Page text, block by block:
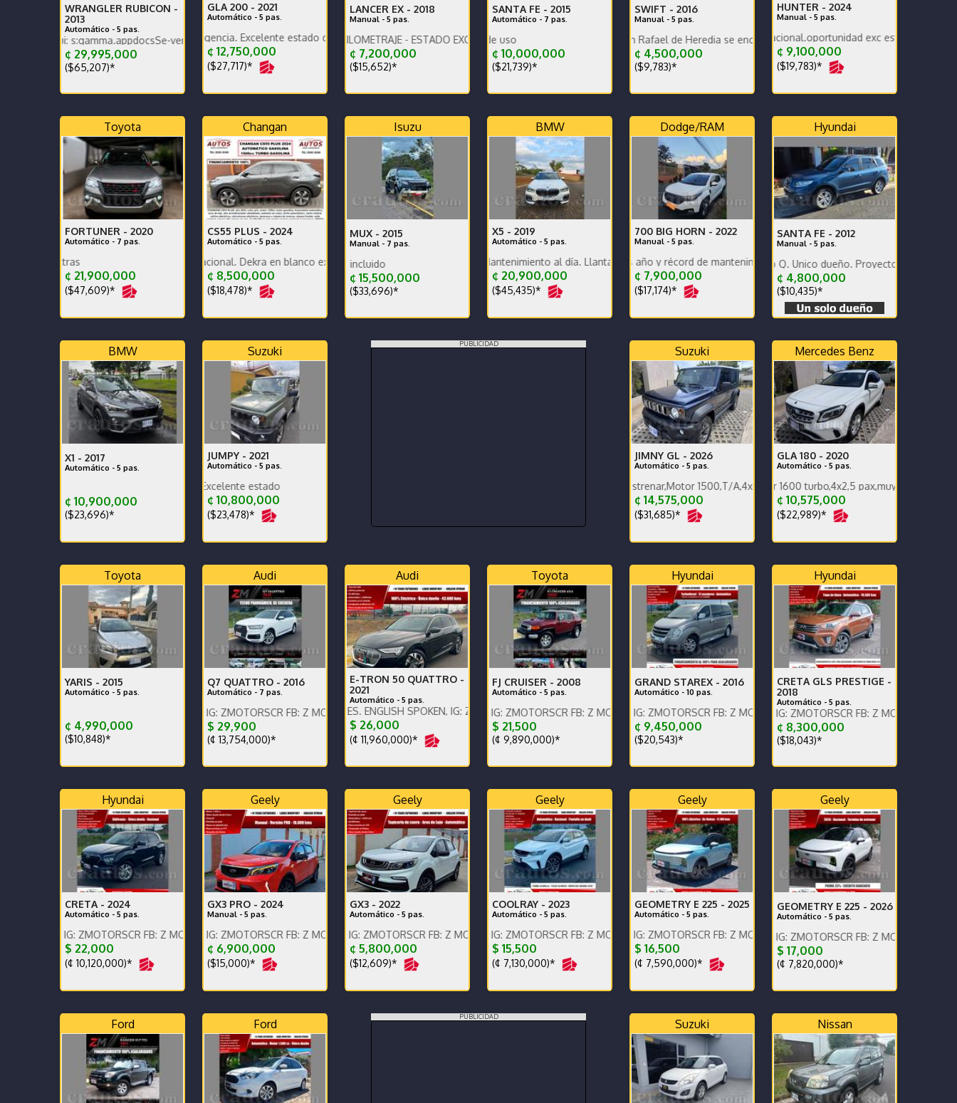
WRANGLER RUBICON -
2013
Automático - 5 pas.
s:gamma.appdocsSe-vende-Jeep-Wrangler-Rubicon-JK---CC-sdjzcs
¢ 29,995,000
($65,207)*
GLA 200 - 2021
Automático - 5 pas.
Mantenimiento en agencia. Excelente estado de pintura. Precio negociable.
¢ 12,750,000
($27,717)*
LANCER EX - 2018
Manual - 5 pas.
CAR PLAY - POCO KILOMETRAJE - ESTADO EXCELENTE -
¢ 7,200,000
($15,652)*
SANTA FE - 2015
Automático - 7 pas.
Se vende por falta de uso
¢ 10,000,000
($21,739)*
SWIFT - 2016
Manual - 5 pas.
Se encuentra en San Rafael de Heredia se encuentra en excelente estado SE RECIBE
¢ 4,500,000
($9,783)*
HUNTER - 2024
Manual - 5 pas.
Poco KM, versión nacional.oportunidad exc estado carrocería y
¢ 9,100,000
($19,783)*
Toyota
FORTUNER - 2020
Automático - 7 pas.
Excelente estado extras
¢ 21,900,000
($47,609)*
Changan
CS55 PLUS - 2024
Automático - 5 pas.
Poco KM, versión nacional. Dekra en blanco exc estado carrocería y mecánica, un dueño, ganga, financ
¢ 8,500,000
($18,478)*
Isuzu
MUX - 2015
Manual - 7 pas.
Precio con traspaso incluido
¢ 15,500,000
($33,696)*
BMW
X5 - 2019
Automático - 5 pas.
Excelente estado. Mantenimiento al día. Llantas vientiuno doble medida. Unico dueño
¢ 20,900,000
($45,435)*
Dodge/RAM
700 BIG HORN - 2022
Manual - 5 pas.
Dekra al día por dos año y récord de mantenimientos de agencia s.
¢ 7,900,000
($17,174)*
Hyundai
SANTA FE - 2012
Manual - 5 pas.
Comprado en Grupo Q. Único dueño. Proyectores Biled. Pantalla
¢ 4,800,000
($10,435)*
BMW
X1 - 2017
Automático - 5 pas.
¢ 10,900,000
($23,696)*
Suzuki
JUMPY - 2021
Automático - 5 pas.
Record de agencia Excelente estado
¢ 10,800,000
($23,478)*
PUBLICIDAD
Suzuki
JIMNY GL - 2026
Automático - 5 pas.
2026 termine de estrenar,Motor 1500,T/A,4x4,carplay,alfombras bandeja,pocos km.
¢ 14,575,000
($31,685)*
Mercedes Benz
GLA 180 - 2020
Automático - 5 pas.
Única dueña,Motor 1600 turbo,4x2,5 pax,muy poco km 65000
¢ 10,575,000
($22,989)*
Toyota
YARIS - 2015
Automático - 5 pas.
¢ 4,990,000
($10,848)*
Audi
Q7 QUATTRO - 2016
Automático - 7 pas.
ENGLISH SPOKEN, IG: ZMOTORSCR FB: Z MOTORS. Contáctenos x WhatsApp.
$ 29,900
(¢ 13,754,000)*
Audi
E-TRON 50 QUATTRO -
2021
Automático - 5 pas.
PRECIO EN DOLARES. ENGLISH SPOKEN, IG: ZMOTORSCR FB: Z MOTORS. Contáctenos x WhatsApp.
$ 26,000
(¢ 11,960,000)*
Toyota
FJ CRUISER - 2008
Automático - 5 pas.
ENGLISH SPOKEN, IG: ZMOTORSCR FB: Z MOTORS. Contáctenos x WhatsApp.
$ 21,500
(¢ 9,890,000)*
Hyundai
GRAND STAREX - 2016
Automático - 10 pas.
ENGLISH SPOKEN, IG: ZMOTORSCR FB: Z MOTORS. Contáctenos x WhatsApp.
¢ 9,450,000
($20,543)*
Hyundai
CRETA GLS PRESTIGE -
2018
Automático - 5 pas.
ENGLISH SPOKEN, IG: ZMOTORSCR FB: Z MOTORS. Contáctenos x
¢ 8,300,000
($18,043)*
Hyundai
CRETA - 2024
Automático - 5 pas.
IG: ZMOTORSCR FB: Z MOTORS. Contáctenos x WhatsApp.
$ 22,000
(¢ 10,120,000)*
Geely
GX3 PRO - 2024
Manual - 5 pas.
ENGLISH SPOKEN, IG: ZMOTORSCR FB: Z MOTORS. Contáctenos x WhatsApp.
¢ 6,900,000
($15,000)*
Geely
GX3 - 2022
Automático - 5 pas.
ENGLISH SPOKEN, IG: ZMOTORSCR FB: Z MOTORS. Contáctenos x WhatsApp.
¢ 5,800,000
($12,609)*
Geely
COOLRAY - 2023
Automático - 5 pas.
ENGLISH SPOKEN, IG: ZMOTORSCR FB: Z MOTORS. Contáctenos x WhatsApp.
$ 15,500
(¢ 7,130,000)*
Geely
GEOMETRY E 225 - 2025
Automático - 5 pas.
ENGLISH SPOKEN, IG: ZMOTORSCR FB: Z MOTORS. Contáctenos x WhatsApp.
$ 16,500
(¢ 7,590,000)*
Geely
GEOMETRY E 225 - 2026
Automático - 5 pas.
ENGLISH SPOKEN, IG: ZMOTORSCR FB: Z MOTORS. Contáctenos x
$ 17,000
(¢ 7,820,000)*
Ford Ford
PUBLICIDAD
Suzuki Nissan